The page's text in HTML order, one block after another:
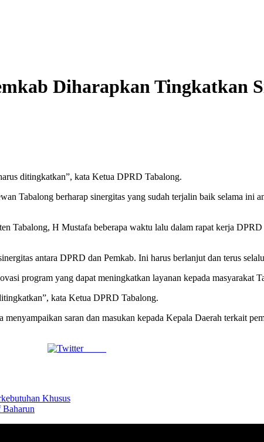
Diharapkan Tingkatkan
ditingkatkan”, kata Ketua DPRD Tabalong.
Tabalong berharap sinergitas yang sudah terjalin baik selama ini
Tabalong, H Mustafa beberapa waktu lalu dalam rapat kerja
antara DPRD dan Pemkab. Ini harus berlanjut dan terus
program yang dapat meningkatkan layanan kepada masyarakat
kata Ketua DPRD Tabalong.
saran dan masukan kepada Kepala Daerah terkait
Tweet
Khusus
Baharun